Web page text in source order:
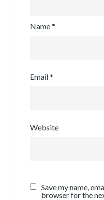
Name*
Email*
Website
Save my name,
browser for the